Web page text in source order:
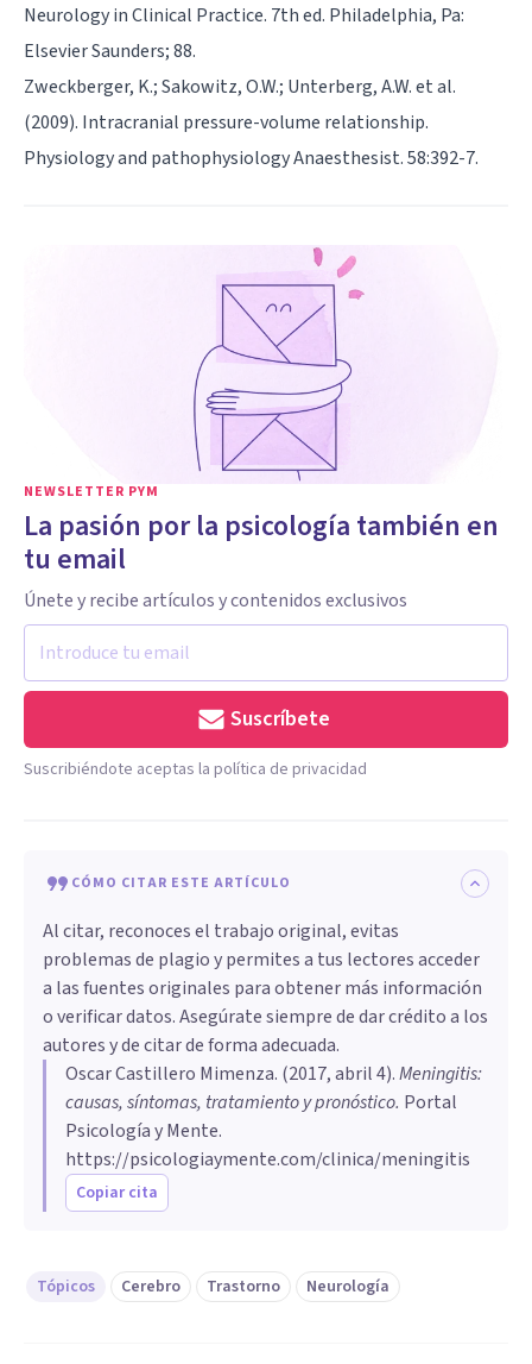
Neurology in Clinical Practice. 7th ed. Philadelphia, Pa:
Elsevier Saunders; 88.
Zweckberger, K.; Sakowitz, O.W.; Unterberg, A.W. et al.
(2009). Intracranial pressure-volume relationship.
Physiology and pathophysiology Anaesthesist. 58:392-7.
NEWSLETTER PYM
La pasión por la psicología también en
tu email
Únete y recibe artículos y contenidos exclusivos
Suscríbete
Suscribiéndote aceptas la política de privacidad
CÓMO CITAR ESTE ARTÍCULO
Al citar, reconoces el trabajo original, evitas
problemas de plagio y permites a tus lectores acceder
a las fuentes originales para obtener más información
o verificar datos. Asegúrate siempre de dar crédito a los
autores y de citar de forma adecuada.
Oscar Castillero Mimenza. (2017, abril 4).Meningitis:
causas, síntomas, tratamiento y pronóstico. Portal
Psicología y Mente.
https://psicologiaymente.com/clinica/meningitis
Copiar cita
Tópicos Cerebro Trastorno Neurología